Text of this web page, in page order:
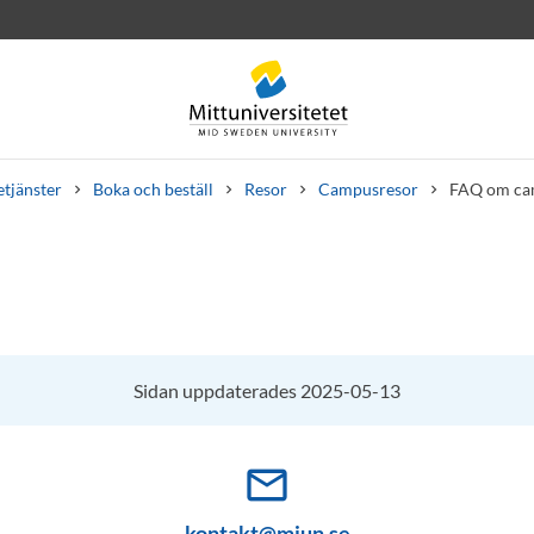
Boka och beställ Resor Campusresor FAQ om
Sidan uppdaterades 2025-05-13
mail_outline